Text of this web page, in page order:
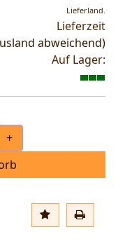
Lieferland.
Lieferzeit
abweichend)
Auf Lager:
+